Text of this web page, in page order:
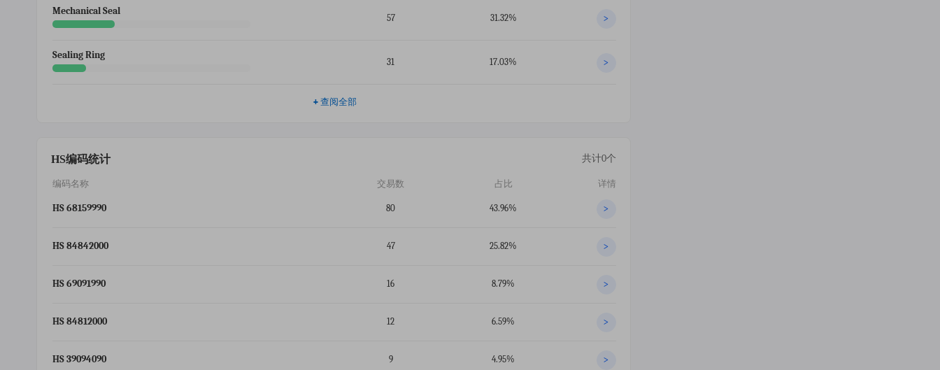
Mechanical Seal
57 31.32% >
Sealing Ring
31 17.03% >
+ 查阅全部
HS编码统计 共计0个
编码名称 交易数 占比 详情
HS 68159990 80 43.96% >
HS 84842000 47 25.82% >
HS 69091990 16 8.79% >
HS 84812000 12 6.59% >
HS 39094090 9 4.95% >